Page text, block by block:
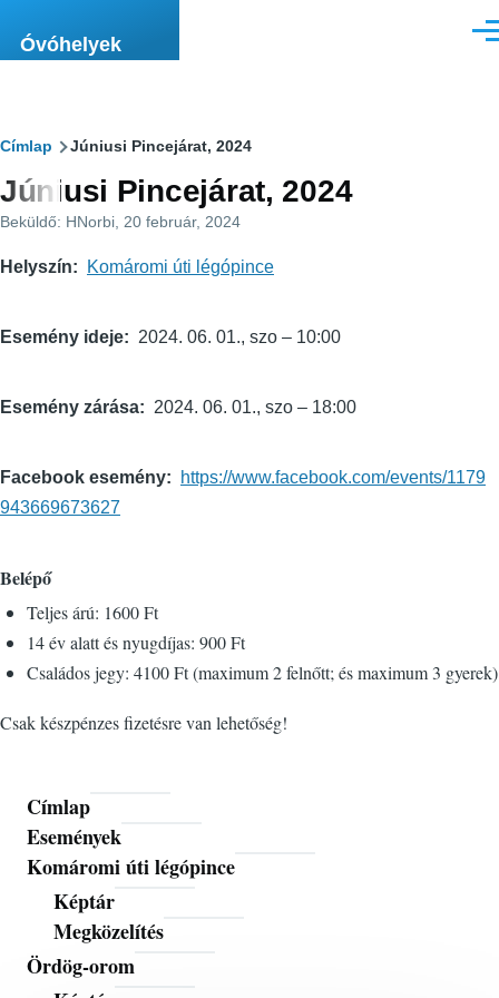
Óvóhelyek
Morzsa
Címlap Júniusi Pincejárat, 2024
Júniusi Pincejárat, 2024
Beküldő: HNorbi , 20 február, 2024
Helyszín Komáromi úti légópince
Esemény ideje 2024. 06. 01., szo – 10:00
Esemény zárása 2024. 06. 01., szo – 18:00
Facebook esemény
https://www.facebook.com/events/1179
943669673627
Belépő
Teljes árú: 1600 Ft
14 év alatt és nyugdíjas: 900 Ft
Családos jegy: 4100 Ft (maximum 2 felnőtt; és maximum 3 gyerek)
Csak készpénzes fizetésre van lehetőség!
navigáció
Címlap
Események
Komáromi úti légópince
Képtár
Megközelítés
Ördög-orom